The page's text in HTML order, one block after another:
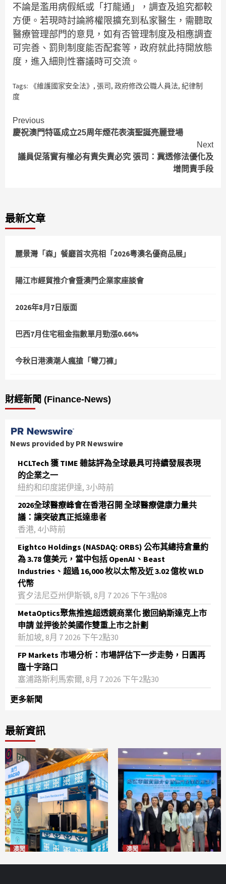
不論是濫用病假紙或「打龍通」，調查及追究都較
方便。若現時討論將權限擴充到私家醫生，需聽取
醫療管理部門的意見，如有否管理制度及相應調查
可完善、罰則制度能否配套等，政府就此持開放態
度，進入細則性審議時可交流。
Tags: 《維護國家安全法》 , 張司, 政府修改公職人員法, 紀律制
度
Continue
Reading
Previous
慶祝澳門特區成立25周年煙花表演聖誕亮麗登場
Next
議員促落實有權必有責失責必究 張司：冀透修法優化及
增問責手段
最新文章
麗景灣「森」餐廳首次亮相「2026粵澳名優商品展」
陽江市經貿推介會暨澳門企業家座談會
2026年8月7日版面
巴西7月住宅租金指數單月勁漲0.66%
今秋日港澳潮人瘋搶「彎刀褲」
財經新聞 (Finance-News)
News provided by PR Newswire
HCLTech 獲 TIME 雜誌評為全球最具可持續發展表現
的企業之一
紐約和印度諾伊達, 3小時前
2026全球醫療峰會在香港召開 全球醫療健康力量共
議：讓突破真正抵達患者
香港, 4小時前
Eightco Holdings (NASDAQ: ORBS) 公布其總持倉量約
為 3.78 億美元，當中包括 OpenAI、Beast
Industries、超過 16,000 枚以太幣及近 3.02 億枚 WLD
代幣
賓夕法尼亞州伊斯頓, 8月 7 2026 下午3點08
MetaOptics聚焦推進超透鏡商業化 撤回納斯達克上市
申請 並押後於美國作雙重上市之計劃
新加坡, 8月 7 2026 下午2點30
FP Markets 市場分析：市場評估下一步走勢，日圓再
臨十字路口
塞浦路斯利馬索爾, 8月 7 2026 下午2點30
更多新聞
最新資訊
澳聞 澳聞